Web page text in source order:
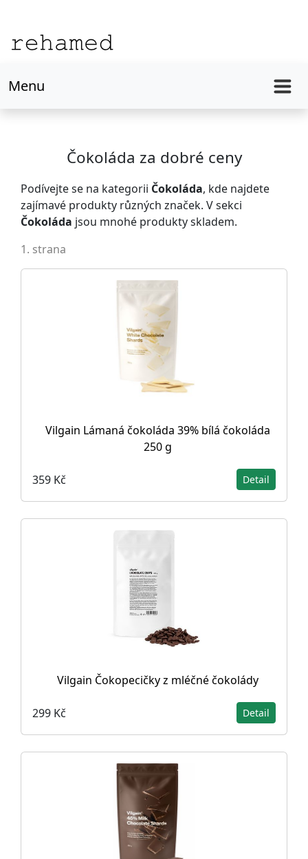
Menu
Čokoláda za dobré ceny
Podívejte se na kategorii Čokoláda, kde najdete
zajímavé produkty různých značek. V sekci
Čokoláda jsou mnohé produkty skladem.
1. strana
Vilgain Lámaná čokoláda 39% bílá čokoláda
250 g
359 Kč Detail
Vilgain Čokopecičky z mléčné čokolády
299 Kč Detail